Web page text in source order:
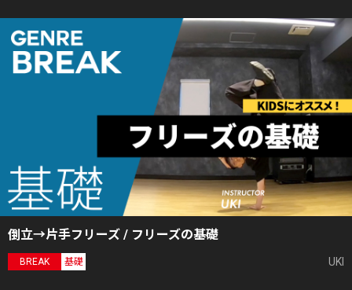
倒立→片手フリーズ / フリーズの基礎
BREAK 基礎 UKI